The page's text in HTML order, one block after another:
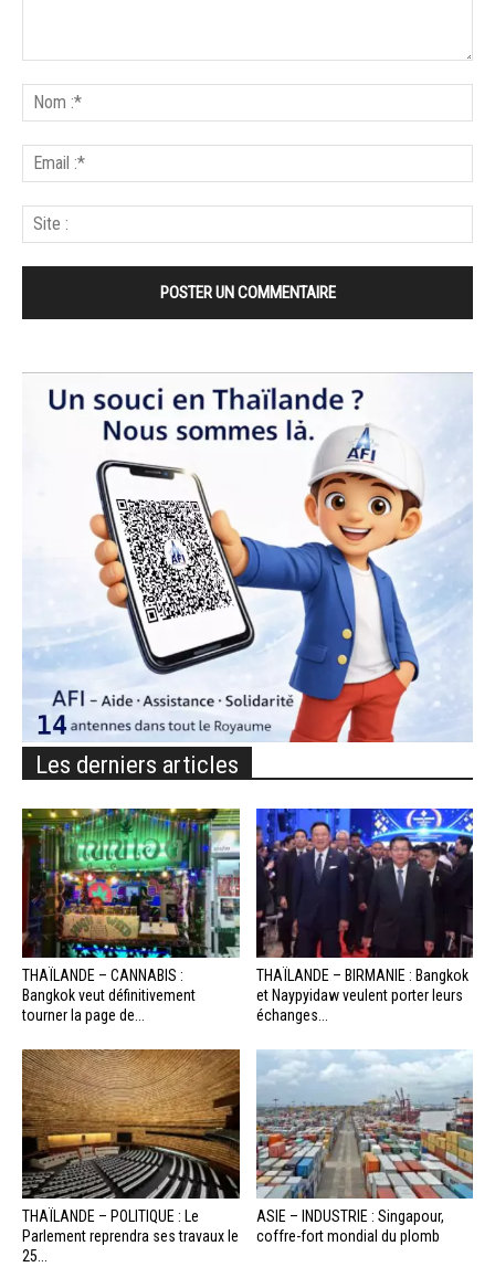
Les derniers articles
THAÏLANDE – CANNABIS :
Bangkok veut définitivement
tourner la page de...
THAÏLANDE – BIRMANIE : Bangkok
et Naypyidaw veulent porter leurs
échanges...
THAÏLANDE – POLITIQUE : Le
Parlement reprendra ses travaux le
25...
ASIE – INDUSTRIE : Singapour,
coffre-fort mondial du plomb